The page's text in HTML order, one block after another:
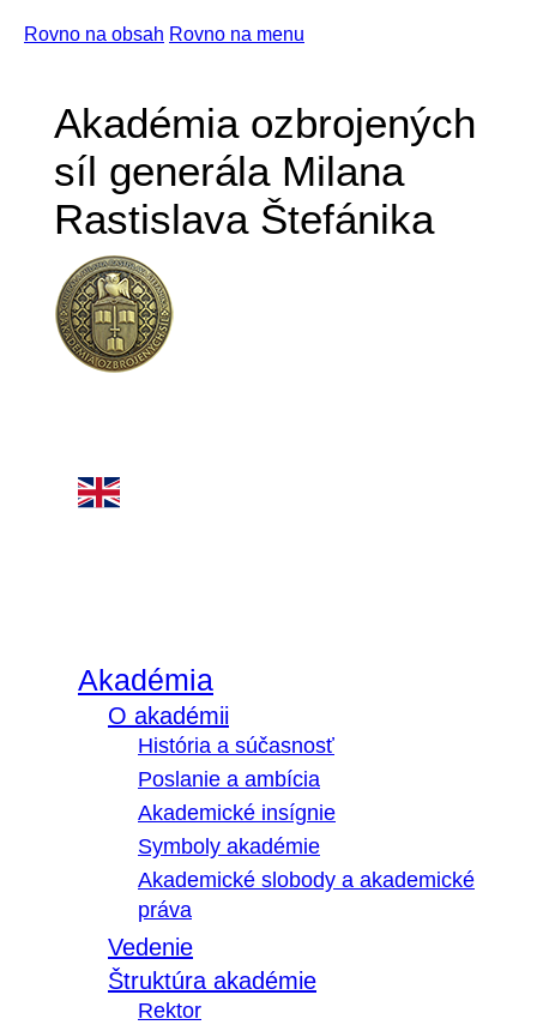
Rovno na obsah Rovno na menu
Akadémia ozbrojených
síl generála Milana
Rastislava Štefánika
Akadémia
O akadémii
História a súčasnosť
Poslanie a ambícia
Akademické insígnie
Symboly akadémie
Akademické slobody a akademické
práva
Vedenie
Štruktúra akadémie
Rektor